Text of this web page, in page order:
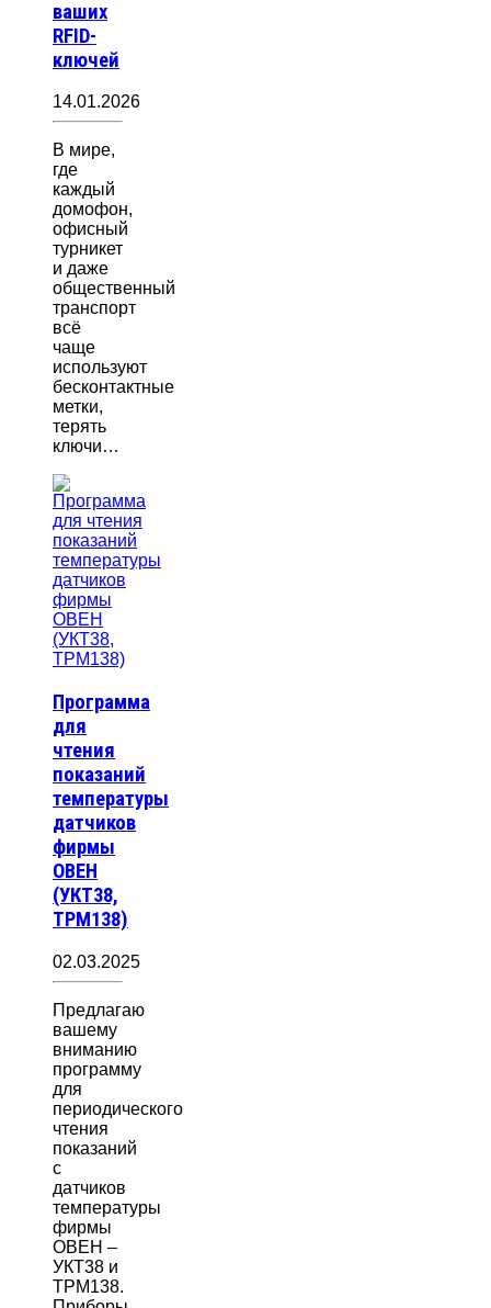
ваших
RFID-
ключей
14.01.2026
В мире,
где
каждый
домофон,
офисный
турникет
и даже
общественный
транспорт
всё
чаще
используют
бесконтактные
метки,
терять
ключи…
Программа
для
чтения
показаний
температуры
датчиков
фирмы
ОВЕН
(УКТ38,
ТРМ138)
02.03.2025
Предлагаю
вашему
вниманию
программу
для
периодического
чтения
показаний
с
датчиков
температуры
фирмы
ОВЕН –
УКТ38 и
ТРМ138.